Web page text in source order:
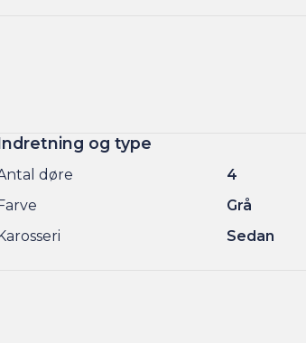
og type
døre
4
Grå
Sedan